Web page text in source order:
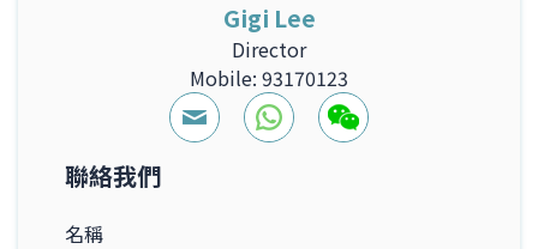
Gigi Lee
Director
Mobile: 93170123
聯絡我們
名稱